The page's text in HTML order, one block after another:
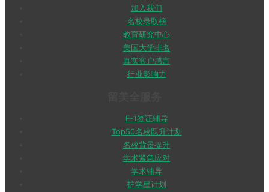
加入我们
名校录取榜
教育研究中心
美国大学排名
真实客户感言
行业影响力
F-1签证辅导
Top50名校跃升计划
名校背景提升
学术紧急应对
学术辅导
护学星计划